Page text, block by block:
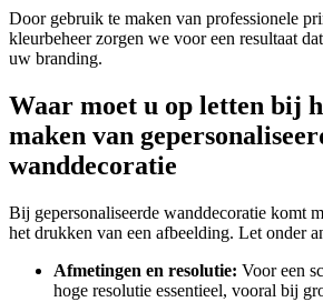
Door gebruik te maken van professionele
kleurbeheer zorgen we voor een resultaat
uw branding.
Waar moet u op letten bij
maken van
wanddecoratie
Bij gepersonaliseerde wanddecoratie komt
het drukken van een afbeelding. Let onder
Afmetingen en resolutie: Voor een
hoge resolutie essentieel, vooral bij